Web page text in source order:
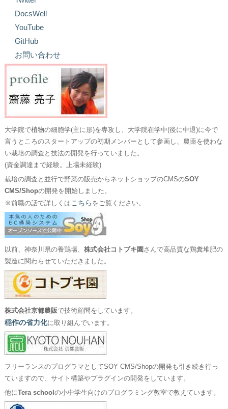
DocsWell
YouTube
GitHub
お問い合わせ
大学院で植物の細胞学(主に形)を専攻し、大学院在学中(後に中退)に今で
言うところのスタートアップの初期メンバーとして参画し、農薬を使わな
い栽培の調査と技法の開発を行っていました。
(資金調達まで経験。上場未経験)
栽培の調査と並行で野菜の販売からネットショップのCMSのSOY
CMS/Shopの開発を開始しました。
※前職の話で詳しくはこちら をご覧ください。
以前、神奈川県の養鶏場、 株式会社コトブキ園 さんで高品質な鶏糞堆肥の
製造に関わらせていただきました。
株式会社京都農販で技術顧問をしています。
稲作の省力化に取り組んでいます。
フリーランスのプログラマとしてSOY CMS/Shopの開発も引き続き行っ
ていますので、サイト構築やプラグインの開発をしています。
他にTera school の小中学生向けのプログラミング教室で教えています。